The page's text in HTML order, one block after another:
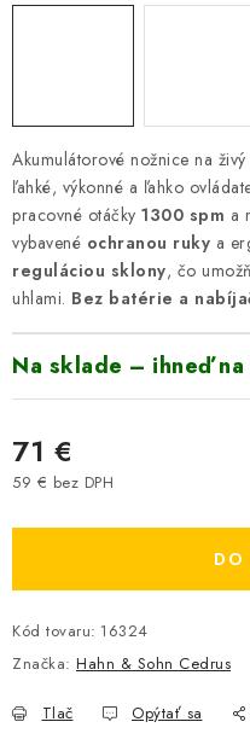
VRÁTENIE TOVARU A
KONTAKTY
Obchodné podmienky
Ceny přepravy
Kontakty
Akumulátorové nožnice na
ľahké, výkonné a ľahko
pracovné otáčky 1300 spm a
vybavené ochranou ruky a
reguláciou sklony, čo
uhlami. Bez batérie a
Na sklade – ihneď
71 €
59 € bez DPH
DO
Kód tovaru: 16324
Značka: Hahn & Sohn Cedrus
Tlač Opýtať sa